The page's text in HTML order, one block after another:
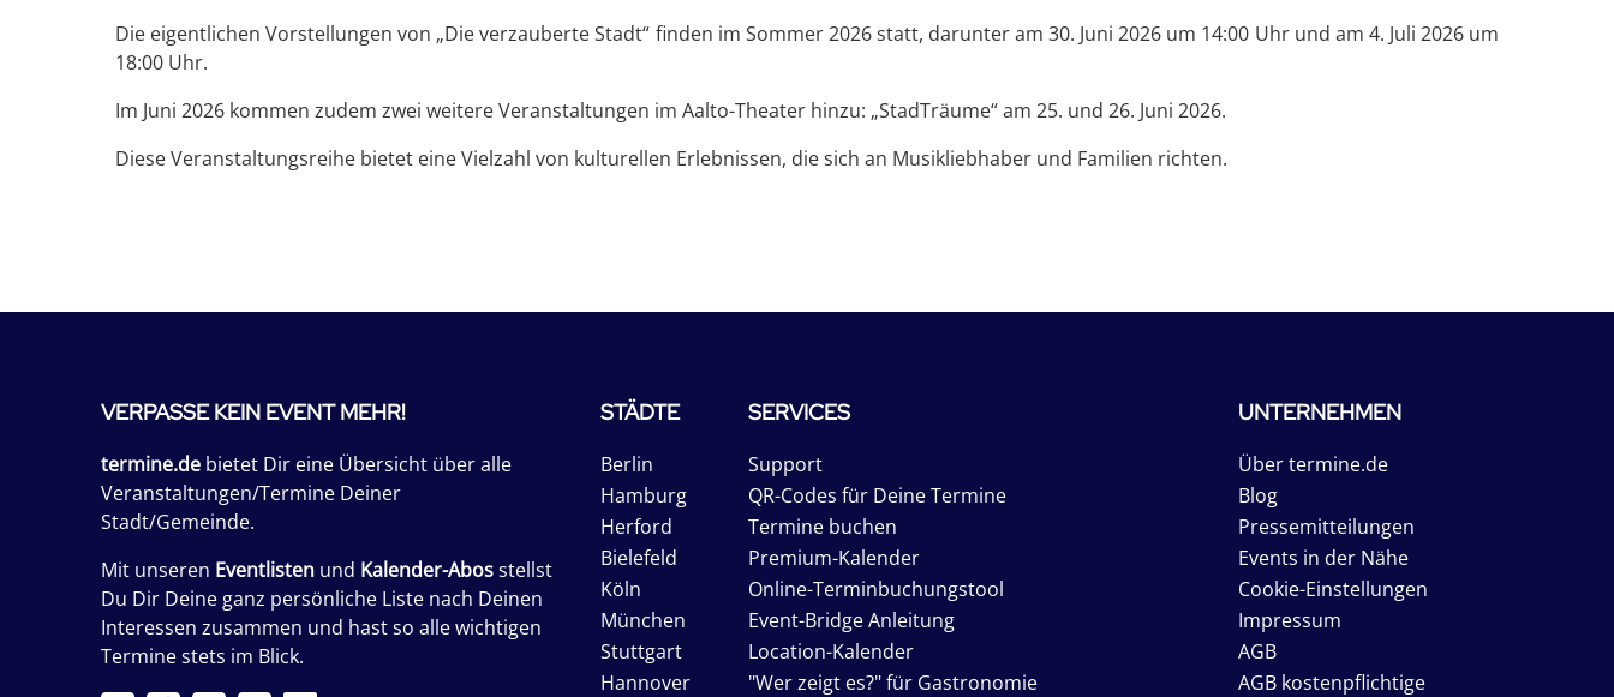
Die eigentlichen Vorstellungen von „Die verzauberte Stadt“ finden im Sommer 2026 statt, darunter am 30. Juni 2026 um 14:00 Uhr und am 4. Juli 2026 um
18:00 Uhr.
Im Juni 2026 kommen zudem zwei weitere Veranstaltungen im Aalto-Theater hinzu: „StadTräume“ am 25. und 26. Juni 2026.
Diese Veranstaltungsreihe bietet eine Vielzahl von kulturellen Erlebnissen, die sich an Musikliebhaber und Familien richten.
VERPASSE KEIN EVENT MEHR!
termine.de bietet Dir eine Übersicht über alle
Veranstaltungen/Termine Deiner
Stadt/Gemeinde.
Mit unseren Eventlisten und Kalender-Abosstellst
Du Dir Deine ganz persönliche Liste nach Deinen
Interessen zusammen und hast so alle wichtigen
Termine stets im Blick.
STÄDTE
Berlin
Hamburg
Herford
Bielefeld
Köln
München
Stuttgart
Hannover
SERVICES
Support
QR-Codes für Deine Termine
Termine buchen
Premium-Kalender
Online-Terminbuchungstool
Event-Bridge Anleitung
Location-Kalender
"Wer zeigt es?" für Gastronomie
UNTERNEHMEN
Über termine.de
Blog
Pressemitteilungen
Events in der Nähe
Cookie-Einstellungen
Impressum
AGB
AGB kostenpflichtige